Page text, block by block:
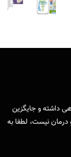
داشته و جایگزین
نیست، لطفا به